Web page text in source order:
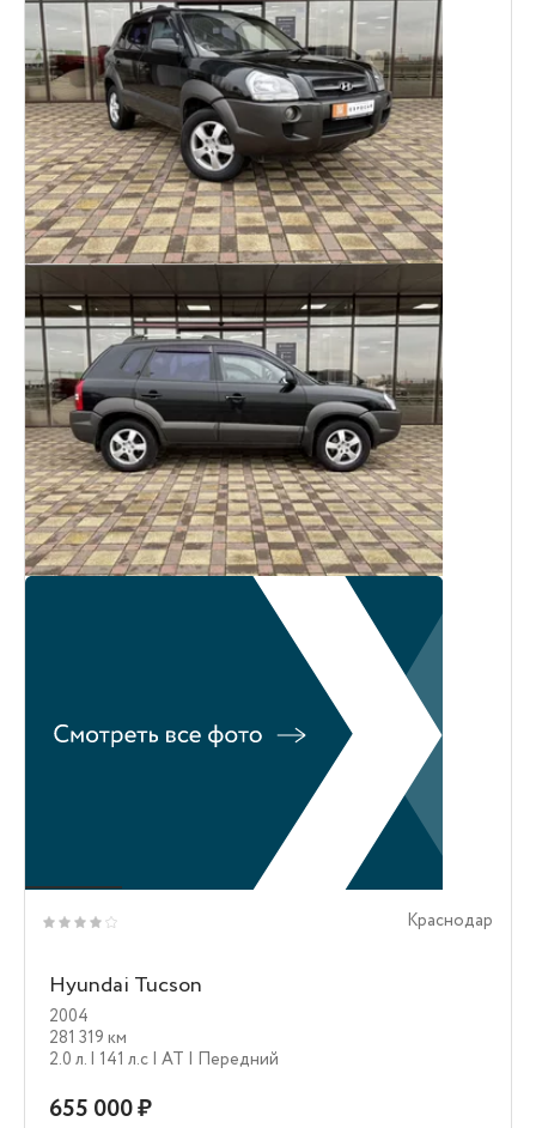
Краснодар
Hyundai Tucson
2004
281 319 км
2.0 л. | 141 л.c | AT | Передний
655 000 ₽